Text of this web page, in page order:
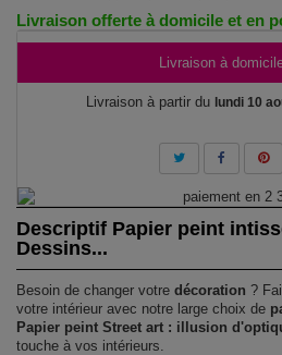
Livraison offerte à domicile et en
Livraison à
Livraison à partir du lundi 10
Descriptif Papier peint
Dessins...
Besoin de changer votre décoration ?
votre intérieur avec notre large choix de
Papier peint Street art : illusion
touche à vos intérieurs.